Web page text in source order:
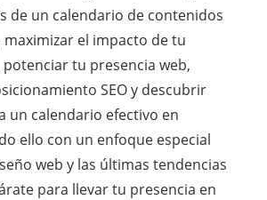
de un calendario de contenidos
maximizar el impacto de tu
tu presencia web,
SEO y descubrir
un calendario efectivo en
ello con un enfoque especial
web y las últimas tendencias
para llevar tu presencia en